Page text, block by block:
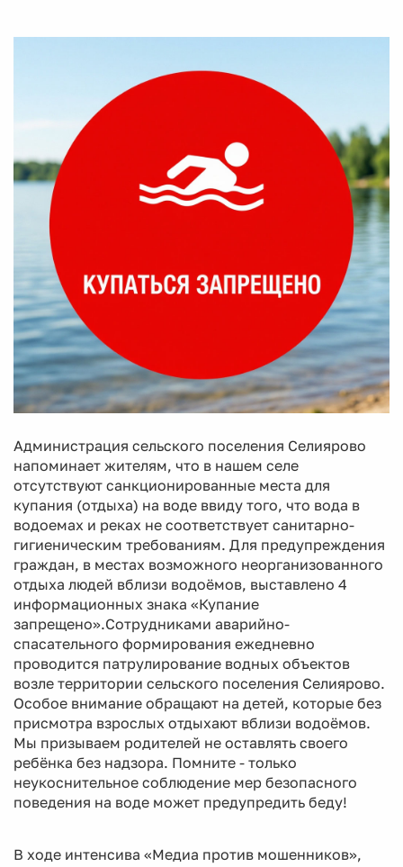
Администрация сельского поселения Селиярово
напоминает жителям, что в нашем селе
отсутствуют санкционированные места для
купания (отдыха) на воде ввиду того, что вода в
водоемах и реках не соответствует санитарно-
гигиеническим требованиям. Для предупреждения
граждан, в местах возможного неорганизованного
отдыха людей вблизи водоёмов, выставлено 4
информационных знака «Купание
запрещено».Сотрудниками аварийно-
спасательного формирования ежедневно
проводится патрулирование водных объектов
возле территории сельского поселения Селиярово.
Особое внимание обращают на детей, которые без
присмотра взрослых отдыхают вблизи водоёмов.
Мы призываем родителей не оставлять своего
ребёнка без надзора. Помните - только
неукоснительное соблюдение мер безопасного
поведения на воде может предупредить беду!
В ходе интенсива «Медиа против мошенников»,